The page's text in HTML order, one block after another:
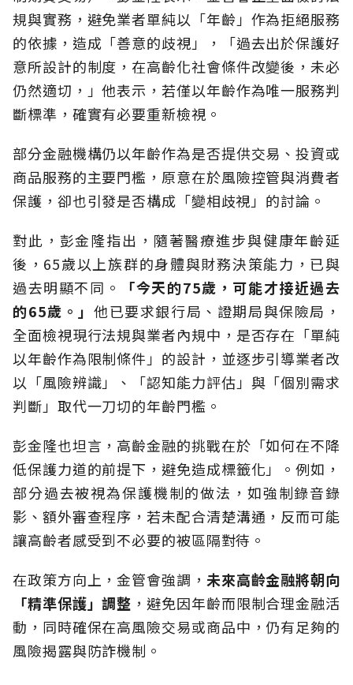
規與實務，避免業者單純以「年齡」作為拒絕服務
的依據，造成「善意的歧視」，「過去出於保護好
意所設計的制度，在高齡化社會條件改變後，未必
仍然適切，」他表示，若僅以年齡作為唯一服務判
斷標準，確實有必要重新檢視。
部分金融機構仍以年齡作為是否提供交易、投資或
商品服務的主要門檻，原意在於風險控管與消費者
保護，卻也引發是否構成「變相歧視」的討論。
對此，彭金隆指出，隨著醫療進步與健康年齡延
後，65歲以上族群的身體與財務決策能力，已與
過去明顯不同。
「今天的75歲，可能才接近過去
的65歲。」 他已要求銀行局、證期局與保險局，
全面檢視現行法規與業者內規中，是否存在「單純
以年齡作為限制條件」的設計，並逐步引導業者改
以「風險辨識」、「認知能力評估」與「個別需求
判斷」取代一刀切的年齡門檻。
彭金隆也坦言，高齡金融的挑戰在於「如何在不降
低保護力道的前提下，避免造成標籤化」。例如，
部分過去被視為保護機制的做法，如強制錄音錄
影、額外審查程序，若未配合清楚溝通，反而可能
讓高齡者感受到不必要的被區隔對待。
在政策方向上，金管會強調， 未來高齡金融將朝向
「精準保護」調整 ，避免因年齡而限制合理金融活
動，同時確保在高風險交易或商品中，仍有足夠的
風險揭露與防詐機制。